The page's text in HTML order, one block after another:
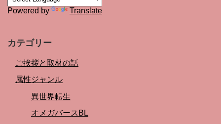
Powered by Translate
カテゴリー
ご挨拶と取材の話
属性ジャンル
異世界転生
オメガバースBL